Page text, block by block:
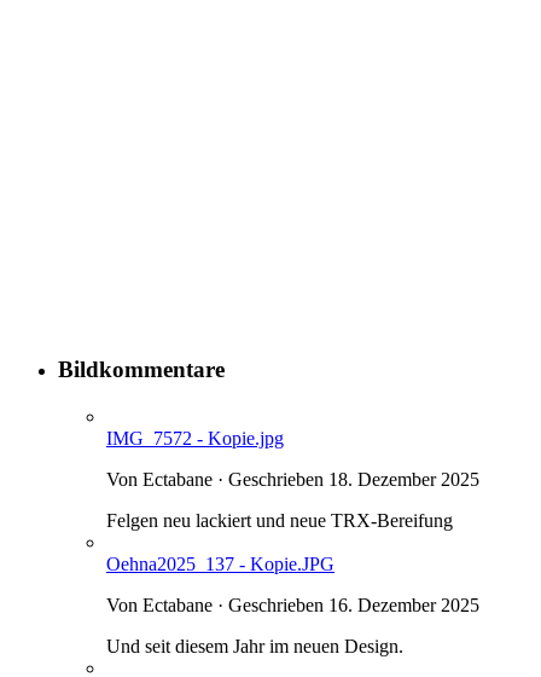
Bildkommentare
IMG_7572 - Kopie.jpg
Von Ectabane · Geschrieben 18. Dezember 2025
Felgen neu lackiert und neue TRX-Bereifung
Oehna2025_137 - Kopie.JPG
Von Ectabane · Geschrieben 16. Dezember 2025
Und seit diesem Jahr im neuen Design.